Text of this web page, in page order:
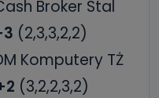
Broker Stal
(2,3,3,2,2)
Komputery TŻ
(3,2,2,3,2)